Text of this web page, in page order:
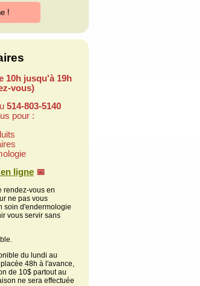
10h jusqu'à 19h
vous)
514-803-5140
pour :
ligne📅
rendez-vous en
ne pas vous
soin d'endermologie
vous servir sans
du lundi au
48h à l'avance,
de 10$ partout au
ne sera effectuée